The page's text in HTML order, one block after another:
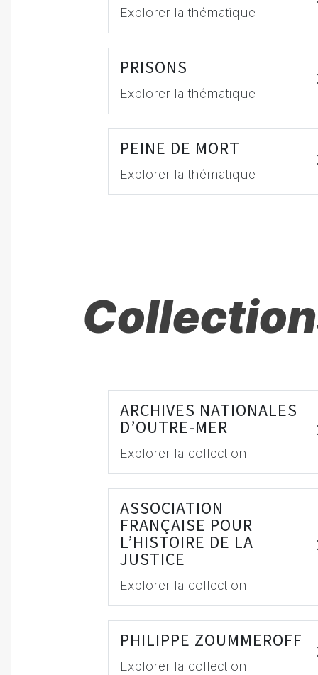
Explorer la thématique
PRISONS
Explorer la thématique
PEINE DE MORT
Explorer la thématique
ARCHIVES NATIONALES
D’OUTRE-MER
Explorer la collection
ASSOCIATION
FRANÇAISE POUR
L’HISTOIRE DE LA
JUSTICE
Explorer la collection
PHILIPPE ZOUMMEROFF
Explorer la collection